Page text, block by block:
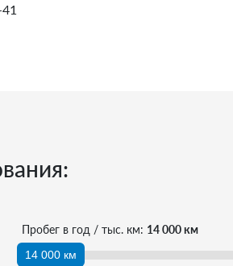
Пробег в год / тыс. км: 14 000 км
14 000 км